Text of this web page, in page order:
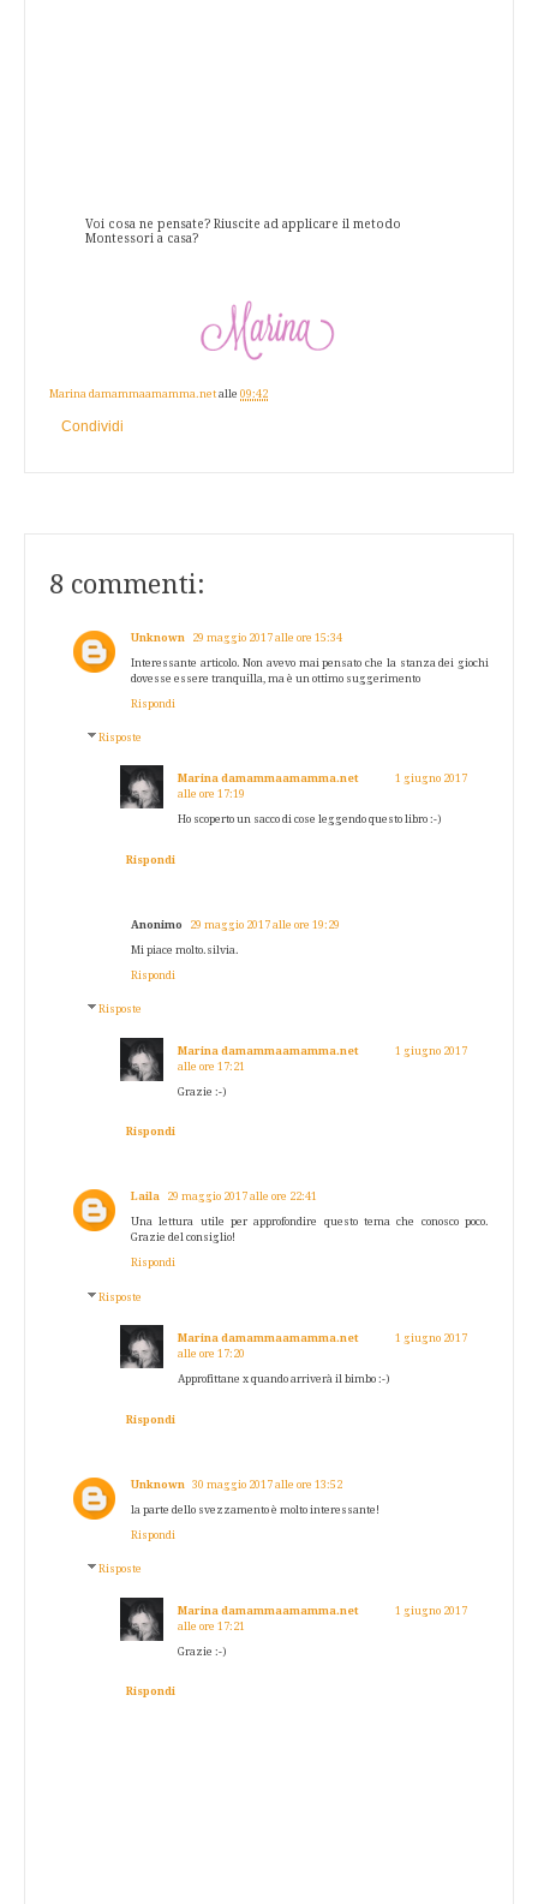
Voi cosa ne pensate? Riuscite ad applicare il metodo
Montessori a casa?
Marina damammaamamma.net alle 09:42
Condividi
8 commenti:
Unknown 29 maggio 2017 alle ore 15:34
Interessante articolo. Non avevo mai pensato che la stanza dei giochi
dovesse essere tranquilla, ma è un ottimo suggerimento
Rispondi
Risposte
Marina damammaamamma.net
1 giugno 2017
alle ore 17:19
Ho scoperto un sacco di cose leggendo questo libro :-)
Rispondi
Anonimo 29 maggio 2017 alle ore 19:29
Mi piace molto.silvia.
Rispondi
Risposte
Marina damammaamamma.net
1 giugno 2017
alle ore 17:21
Grazie :-)
Rispondi
Laila 29 maggio 2017 alle ore 22:41
Una lettura utile per approfondire questo tema che conosco poco.
Grazie del consiglio!
Rispondi
Risposte
Marina damammaamamma.net
1 giugno 2017
alle ore 17:20
Approfittane x quando arriverà il bimbo :-)
Rispondi
Unknown 30 maggio 2017 alle ore 13:52
la parte dello svezzamento è molto interessante!
Rispondi
Risposte
Marina damammaamamma.net
1 giugno 2017
alle ore 17:21
Grazie :-)
Rispondi